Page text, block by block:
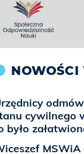
NOWOŚCI
cywilnego
było